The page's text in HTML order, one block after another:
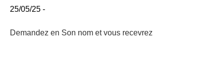
25/05/25 -
Demandez en Son nom et vous recevrez